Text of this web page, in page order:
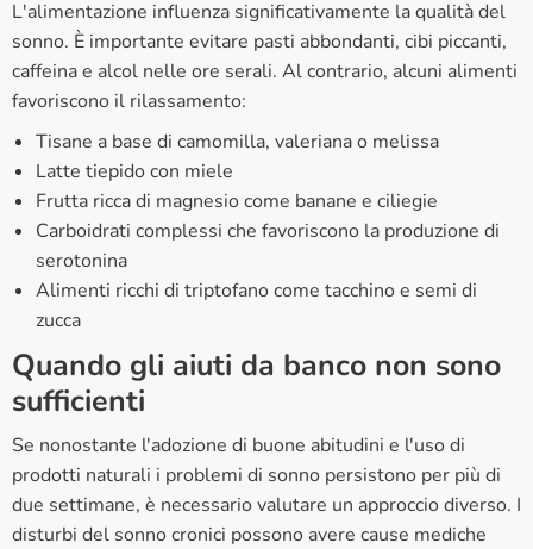
L'alimentazione influenza significativamente la qualità del
sonno. È importante evitare pasti abbondanti, cibi piccanti,
caffeina e alcol nelle ore serali. Al contrario, alcuni alimenti
favoriscono il rilassamento:
Tisane a base di camomilla, valeriana o melissa
Latte tiepido con miele
Frutta ricca di magnesio come banane e ciliegie
Carboidrati complessi che favoriscono la produzione di
serotonina
Alimenti ricchi di triptofano come tacchino e semi di
zucca
Quando gli aiuti da banco non sono
sufficienti
Se nonostante l'adozione di buone abitudini e l'uso di
prodotti naturali i problemi di sonno persistono per più di
due settimane, è necessario valutare un approccio diverso. I
disturbi del sonno cronici possono avere cause mediche